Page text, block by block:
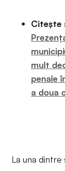
Citește
mult
penale
a doua
La una dintre